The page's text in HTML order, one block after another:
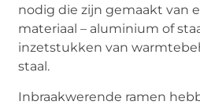
nodig die zijn gemaakt van
materiaal – aluminium of
inzetstukken van
staal.
Inbraakwerende ramen